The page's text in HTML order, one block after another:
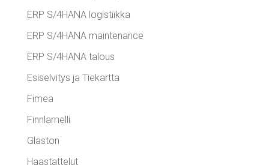
ERP S/4HANA logistiikka
ERP S/4HANA maintenance
ERP S/4HANA talous
Esiselvitys ja Tiekartta
Fimea
Finnlamelli
Glaston
Haastattelut